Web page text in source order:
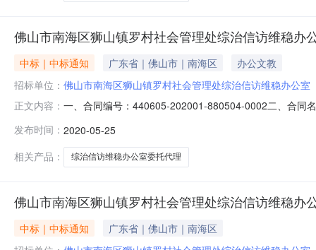
佛山市南海区狮山镇罗村社会管理处综治信访维稳
中标｜中标通知 广东省｜佛山市｜南海区
办公文教
招标单位： 佛山市南海区狮山镇罗村社会管理处综治信访维稳办公室
正文内容： 一、合同编号：440605-202001-880504-0002二、合同
83201111六、合同主要信息主要标的名称：主要标的数
发布时间： 2020-05-25
相关产品：
综治信访维稳办公室委托代理
佛山市南海区狮山镇罗村社会管理处综治信访维稳
中标｜中标通知
广东省｜佛山市｜南海区